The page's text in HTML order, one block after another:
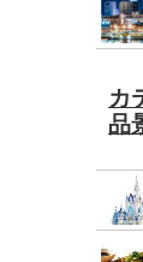
カ
品